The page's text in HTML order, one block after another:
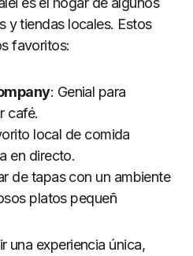
y tiendas locales. Estos
favoritos:
: Genial para
café.
local de comida
en directo.
de tapas con un ambiente
platos pequeñ
una experiencia única,